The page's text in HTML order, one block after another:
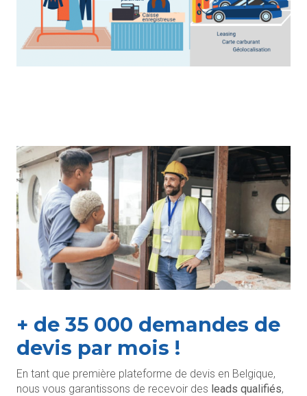
+ de 35 000 demandes de
devis par mois !
En tant que première plateforme de devis en Belgique,
nous vous garantissons de recevoir des leads qualifiés,